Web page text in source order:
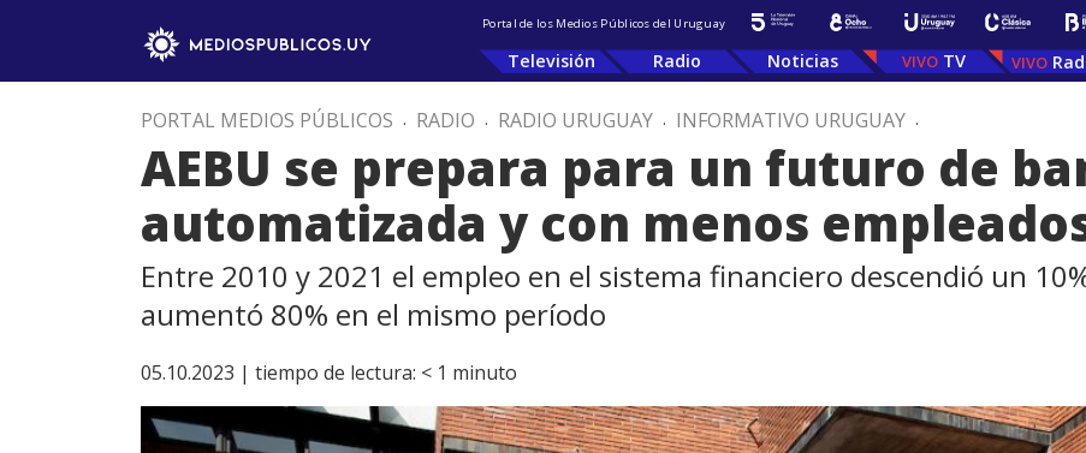
Portal de los Medios Públicos del Uruguay
Televisión Radio Noticias TV
PORTAL MEDIOS PÚBLICOS . RADIO . RADIO URUGUAY . INFORMATIVO URUGUAY .
AEBU se prepara para un futuro de
automatizada y con menos
Entre 2010 y 2021 el empleo en el sistema financiero descendió un
aumentó 80% en el mismo período
05.10.2023 | tiempo de lectura: < 1 minuto